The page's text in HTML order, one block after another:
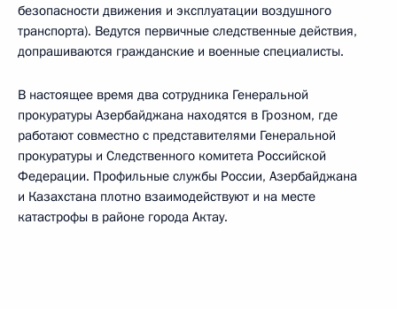
безопасности движения и эксплуатации воздушного
транспорта). Ведутся первичные следственные действия,
допрашиваются гражданские и военные специалисты.
В настоящее время два сотрудника Генеральной
прокуратуры Азербайджана находятся в Грозном, где
работают совместно с представителями Генеральной
прокуратуры и Следственного комитета Российской
Федерации. Профильные службы России, Азербайджана
и Казахстана плотно взаимодействуют и на месте
катастрофы в районе города Актау.